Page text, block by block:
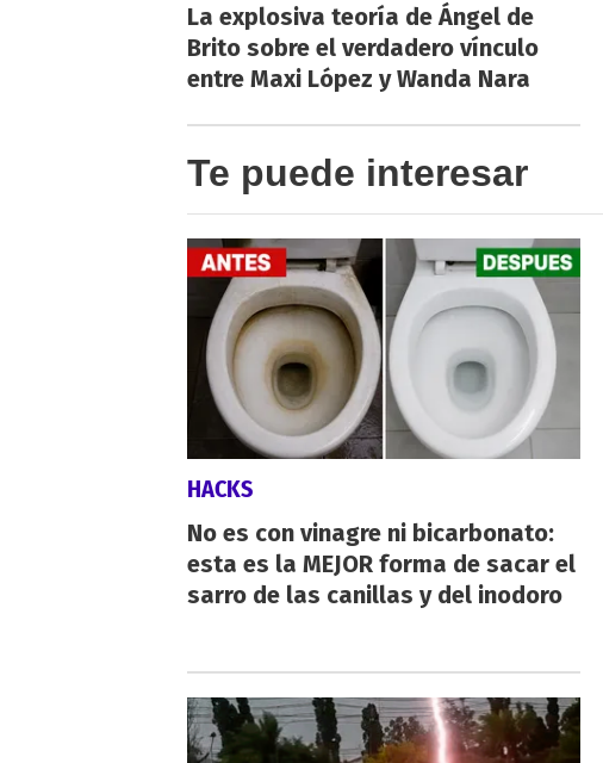
La explosiva teoría de Ángel de
Brito sobre el verdadero vínculo
entre Maxi López y Wanda Nara
Te puede interesar
HACKS
No es con vinagre ni bicarbonato:
esta es la MEJOR forma de sacar el
sarro de las canillas y del inodoro